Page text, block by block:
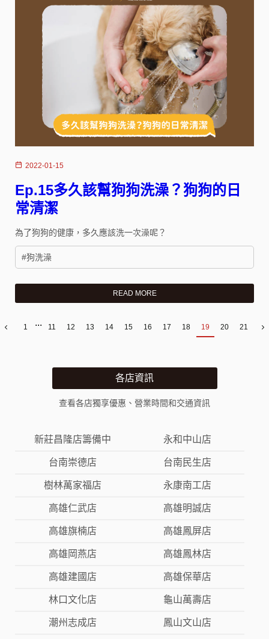
2022-01-15
Ep.15多久該幫狗狗洗澡？狗狗的日
常清潔
為了狗狗的健康，多久應該洗一次澡呢？
#狗洗澡
READ MORE
1 ... 11 12 13 14 15 16 17 18 19 20 21
各店資訊
查看各店獨享優惠、營業時間和交通資訊
新莊昌隆店籌備中 永和中山店
台南崇德店 台南民生店
樹林萬家福店 永康南工店
高雄仁武店 高雄明誠店
高雄旗楠店 高雄鳳屏店
高雄岡燕店 高雄鳳林店
高雄建國店 高雄保華店
林口文化店 龜山萬壽店
潮州志成店 鳳山文山店